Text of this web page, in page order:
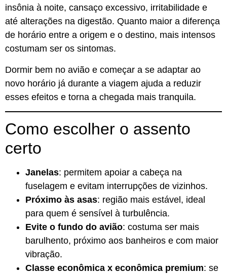
insônia à noite, cansaço excessivo, irritabilidade e
até alterações na digestão. Quanto maior a diferença
de horário entre a origem e o destino, mais intensos
costumam ser os sintomas.
Dormir bem no avião e começar a se adaptar ao
novo horário já durante a viagem ajuda a reduzir
esses efeitos e torna a chegada mais tranquila.
Como escolher o assento
certo
Janelas: permitem apoiar a cabeça na
fuselagem e evitam interrupções de vizinhos.
Próximo às asas: região mais estável, ideal
para quem é sensível à turbulência.
Evite o fundo do avião: costuma ser mais
barulhento, próximo aos banheiros e com maior
vibração.
Classe econômica x econômica premium: se